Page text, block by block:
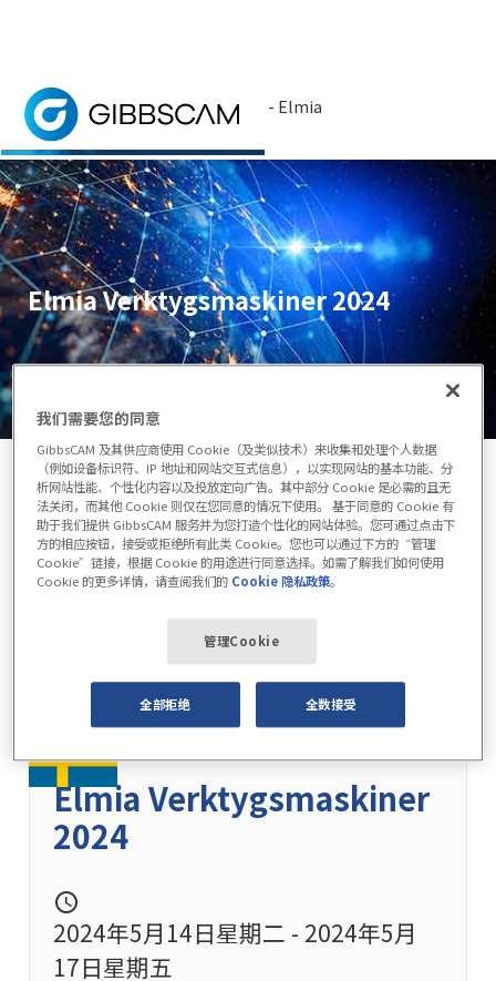
首页> 新闻与事件 >活动 > 活动 - Elmia
Verktygsmaskiner 2024
埃尔米亚机床展是瑞典工业中心的一个完整的
Elmia Verktygsmaskiner 2024
Elmia Verktygsmaskiner
2024
schedule
2024年5月14日星期二 - 2024年5月
17日星期五
我们需要您的同意
GibbsCAM 及其供应商使用 Cookie（及类似技术）来收集和处理个人数据
（例如设备标识符、IP 地址和网站交互式信息），以实现网站的基本功能、分
析网站性能、个性化内容以及投放定向广告。其中部分 Cookie 是必需的且无
法关闭，而其他 Cookie 则仅在您同意的情况下使用。 基于同意的 Cookie 有
助于我们提供 GibbsCAM 服务并为您打造个性化的网站体验。您可通过点击下
方的相应按钮，接受或拒绝所有此类 Cookie。您也可以通过下方的“管理
Cookie”链接，根据 Cookie 的用途进行同意选择。如需了解我们如何使用
Cookie 的更多详情，请查阅我们的 Cookie 隐私政策。
管理Cookie
全部拒绝 全数接受